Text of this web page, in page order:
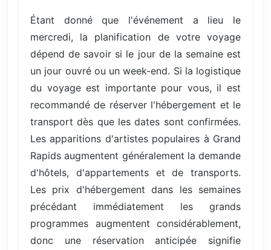
Étant donné que l'événement a lieu le
mercredi, la planification de votre voyage
dépend de savoir si le jour de la semaine est
un jour ouvré ou un week-end. Si la logistique
du voyage est importante pour vous, il est
recommandé de réserver l'hébergement et le
transport dès que les dates sont confirmées.
Les apparitions d'artistes populaires à Grand
Rapids augmentent généralement la demande
d'hôtels, d'appartements et de transports.
Les prix d'hébergement dans les semaines
précédant immédiatement les grands
programmes augmentent considérablement,
donc une réservation anticipée signifie